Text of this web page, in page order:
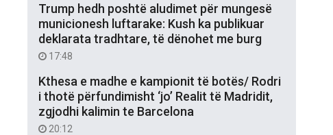
Trump hedh poshtë aludimet për mungesë
municionesh luftarake: Kush ka publikuar
deklarata tradhtare, të dënohet me burg
17:48
Kthesa e madhe e kampionit të botës/ Rodri
i thotë përfundimisht ‘jo’ Realit të Madridit,
zgjodhi kalimin te Barcelona
20:12